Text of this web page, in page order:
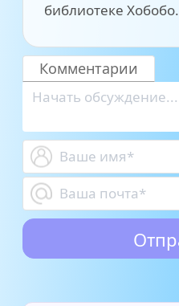
библиотеке Хобобо.
Комментарии